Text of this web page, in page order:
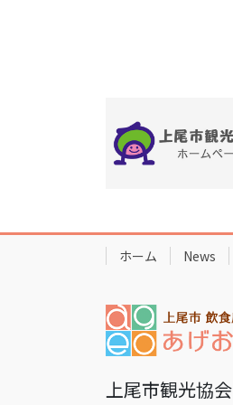
ホーム News
上尾市観光協会